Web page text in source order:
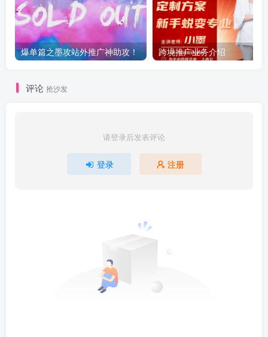
爆单篇之墨攻站外推广神助攻！ 跨境推广业务介绍
评论 抢沙发
请登录后发表评论
登录 注册